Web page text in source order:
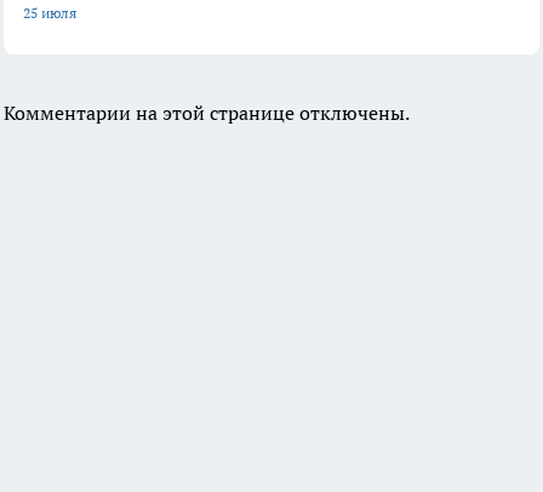
25 июля
Комментарии на этой странице отключены.